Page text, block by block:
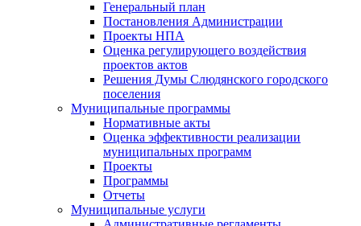
Генеральный план
Постановления Администрации
Проекты НПА
Оценка регулирующего воздействия
проектов актов
Решения Думы Слюдянского городского
поселения
Муниципальные программы
Нормативные акты
Оценка эффективности реализации
муниципальных программ
Проекты
Программы
Отчеты
Муниципальные услуги